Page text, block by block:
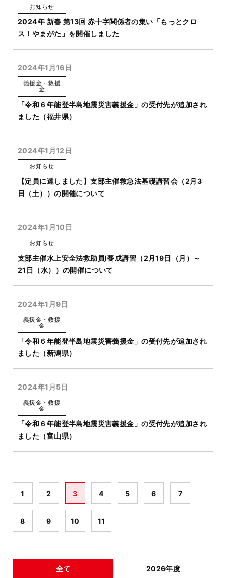
お知らせ
2024年 新春 第13回 赤十字関係者の集い「もっとクロ
ス！やまがた」を開催しました
2024年1月16日
義援金・救援
金
「令和６年能登半島地震災害義援金」の受付先が追加され
ました（福井県）
2024年1月12日
お知らせ
【定員に達しました】支部主催救急法基礎講習会（2月3
日（土））の開催について
2024年1月10日
お知らせ
支部主催水上安全法救助員Ⅰ養成講習（2月19日（月）～
21日（水））の開催について
2024年1月9日
義援金・救援
金
「令和６年能登半島地震災害義援金」の受付先が追加され
ました（新潟県）
2024年1月5日
義援金・救援
金
「令和６年能登半島地震災害義援金」の受付先が追加され
ました（富山県）
1 2 3 4 5 6 7
8 9 10 11
全て 2026年度